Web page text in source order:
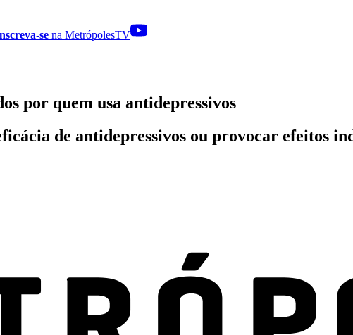
se na MetrópolesTV
por quem usa antidepressivos
de antidepressivos ou provocar efeitos